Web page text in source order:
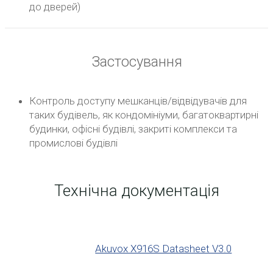
до дверей)
Застосування
Контроль доступу мешканців/відвідувачів для
таких будівель, як кондомініуми, багатоквартирні
будинки, офісні будівлі, закриті комплекси та
промислові будівлі
Технічна документація
Akuvox X916S Datasheet V3.0